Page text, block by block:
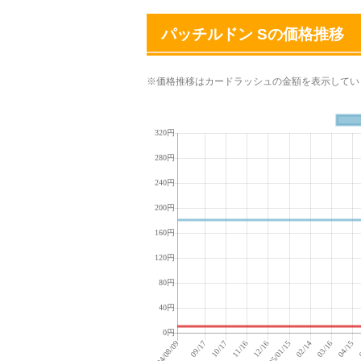
パッチルドン Sの価格推移
※価格推移はカードラッシュの金額を表示して